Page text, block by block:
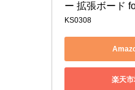
ー 拡張ボード
KS0308
楽天